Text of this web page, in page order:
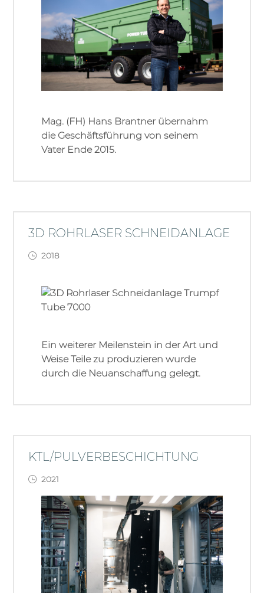
Mag. (FH) Hans Brantner übernahm
die Geschäftsführung von seinem
Vater Ende 2015.
3D ROHRLASER SCHNEIDANLAGE
2018
Ein weiterer Meilenstein in der Art und
Weise Teile zu produzieren wurde
durch die Neuanschaffung gelegt.
KTL/PULVERBESCHICHTUNG
2021